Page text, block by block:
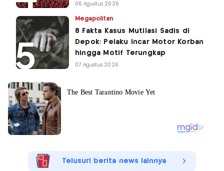
06 Agustus 2026
Megapolitan
8 Fakta Kasus Mutilasi Sadis di
Depok: Pelaku Incar Motor Korban
hingga Motif Terungkap
07 Agustus 2026
Telusuri berita news lainnya